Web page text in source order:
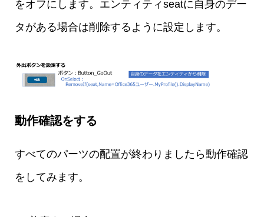
をオフにします。エンティティseatに自身のデー
タがある場合は削除するように設定します。
動作確認をする
すべてのパーツの配置が終わりましたら動作確認
をしてみます。